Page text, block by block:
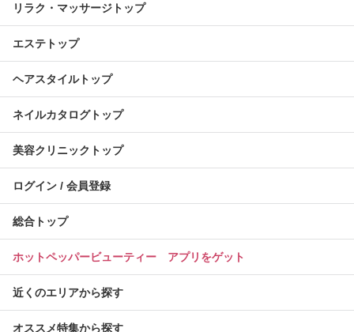
リラク・マッサージトップ
エステトップ
ヘアスタイルトップ
ネイルカタログトップ
美容クリニックトップ
ログイン / 会員登録
総合トップ
ホットペッパービューティー アプリをゲット
近くのエリアから探す
オススメ特集から探す